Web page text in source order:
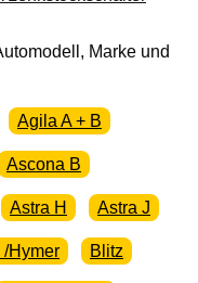
Marke und
Agila A + B
Ascona B
Astra H Astra J
/Hymer Blitz